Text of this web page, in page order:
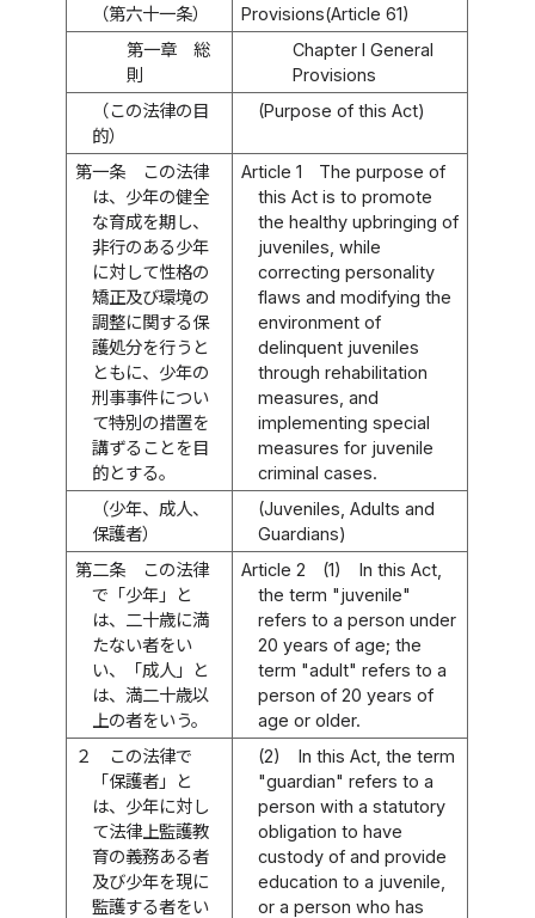
（第六十一条）
Provisions(Article 61)
第一章 総
則
Chapter I General
Provisions
（この法律の目
的）
(Purpose of this Act)
第一条
この法律
は、少年の健全
な育成を期し、
非行のある少年
に対して性格の
矯正及び環境の
調整に関する保
護処分を行うと
ともに、少年の
刑事事件につい
て特別の措置を
講ずることを目
的とする。
Article 1
The purpose of
this Act is to promote
the healthy upbringing of
juveniles, while
correcting personality
flaws and modifying the
environment of
delinquent juveniles
through rehabilitation
measures, and
implementing special
measures for juvenile
criminal cases.
（少年、成人、
保護者）
(Juveniles, Adults and
Guardians)
第二条
この法律
で「少年」と
は、二十歳に満
たない者をい
い、「成人」と
は、満二十歳以
上の者をいう。
Article 2 (1)
In this Act,
the term "juvenile"
refers to a person under
20 years of age; the
term "adult" refers to a
person of 20 years of
age or older.
２
この法律で
「保護者」と
は、少年に対し
て法律上監護教
育の義務ある者
及び少年を現に
監護する者をい
(2)
In this Act, the term
"guardian" refers to a
person with a statutory
obligation to have
custody of and provide
education to a juvenile,
or a person who has